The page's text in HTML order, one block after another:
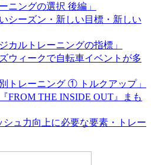
ニングの選択 後編」
シーズン・新しい目標・新しい
カルトレーニングの指標」
ウィークで自転車イベントが多
トレーニング ① トルクアップ」
FROM THE INSIDE OUT』まも
シュ力向上に必要な要素・トレー